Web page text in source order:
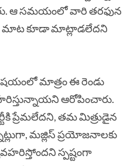
ఆ సమయంలో వారి తరఫున
మాట కూడా మాట్లాడలేదని
మాత్రం ఈ రెండు
ఆరోపించారు.
ప్రేమలేదని, తమ మిత్రుడైన
మజ్లిస్ ప్రయోజనాలకు
స్పష్టంగా